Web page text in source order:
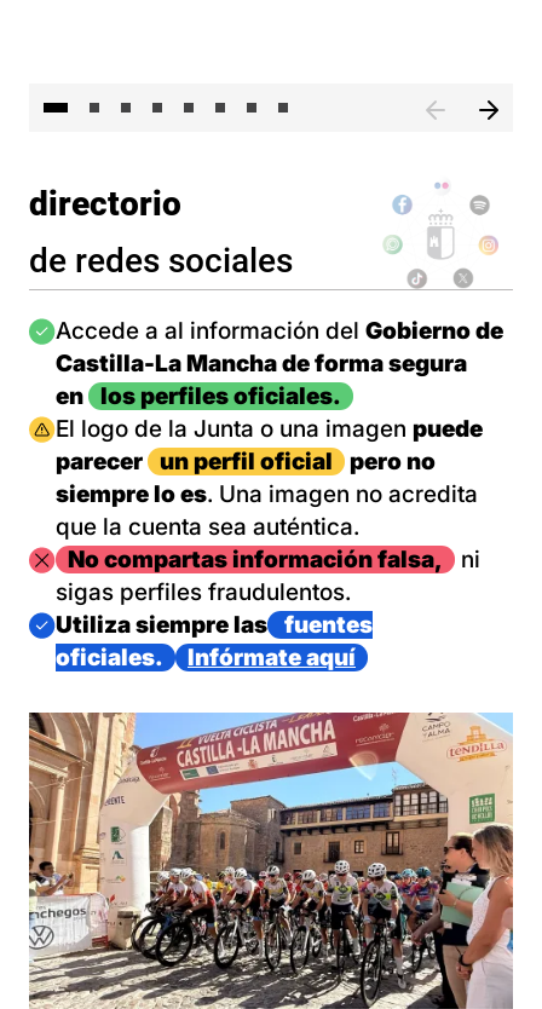
directorio
de redes sociales
Imagen
Accede a al información del Gobierno de
Castilla-La Mancha de forma segura
en
los perfiles oficiales.
Imagen
El logo de la Junta o una imagen puede
parecer
un perfil oficial
pero no
siempre lo es. Una imagen no acredita
que la cuenta sea auténtica.
ImagenNo compartas información falsa,
ni
sigas perfiles fraudulentos.
Imagen
Utiliza siempre las
fuentes
oficiales.
Infórmate aquí